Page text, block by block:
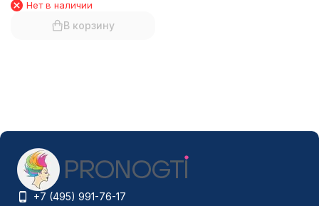
Нет в наличии
В корзину
+7 (495) 991-76-17